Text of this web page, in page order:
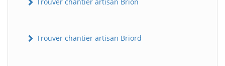
Trouver chantier artisan Briord